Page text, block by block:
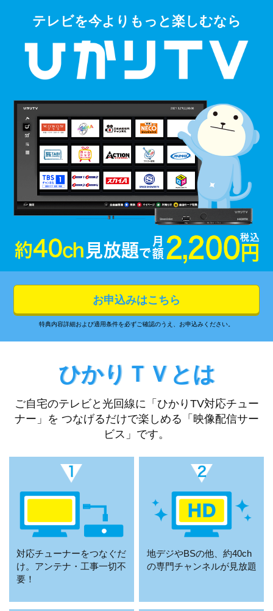
テレビを今よりもっと楽しむなら
お申込みはこちら
特典内容詳細および適用条件を必ずご確認のうえ、お申込みください。
ひかりＴＶとは
ご自宅のテレビと光回線に「ひかりTV対応チュー
ナー」を つなげるだけで楽しめる「映像配信サー
ビス」です。
対応チューナーをつなぐだ
け。アンテナ・工事一切不
要！
地デジやBSの他、約40ch
の専門チャンネルが見放題